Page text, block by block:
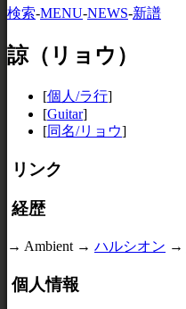
検索-MENU-NEWS-新譜
諒（リョウ）
[個人/ラ行]
[Guitar]
[同名/リョウ]
リンク
経歴
→ Ambient → ハルシオン →
個人情報